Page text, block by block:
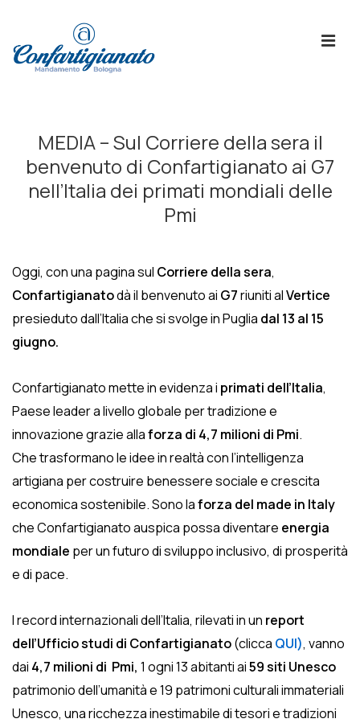
Principale
MEDIA – Sul Corriere della sera il
benvenuto di Confartigianato ai G7
nell’Italia dei primati mondiali delle
Pmi
Oggi, con una pagina sul Corriere della sera,
Confartigianatodà il benvenuto ai G7riuniti alVertice
presieduto dall’Italia che si svolge in Puglia dal 13 al 15
giugno.
Confartigianato mette in evidenza i primati dell’Italia,
Paese leader a livello globale per tradizione e
innovazione grazie allaforza di 4,7 milioni di Pmi.
Che trasformano le idee in realtà con l’intelligenza
artigiana per costruire benessere sociale e crescita
economica sostenibile. Sono laforza del made in Italy
che Confartigianato auspica possa diventare energia
mondiale per un futuro di sviluppo inclusivo, di prosperità
e di pace.
I record internazionali dell’Italia, rilevati in un report
dell’Ufficio studi di Confartigianato(clicca QUI), vanno
dai 4,7 milioni di Pmi, 1 ogni 13 abitanti ai59 siti Unesco
patrimonio dell’umanità e 19 patrimoni culturali immateriali
Unesco, una ricchezza inestimabile di tesori e tradizioni